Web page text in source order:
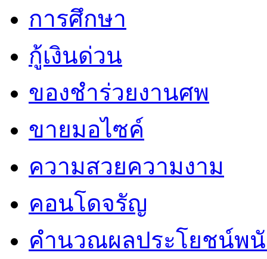
การศึกษา
กู้เงินด่วน
ของชำร่วยงานศพ
ขายมอไซค์
ความสวยความงาม
คอนโดจรัญ
คำนวณผลประโยชน์พ